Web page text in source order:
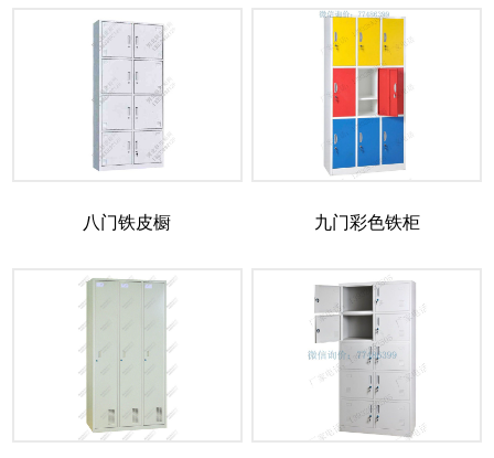
八门铁皮橱 九门彩色铁柜